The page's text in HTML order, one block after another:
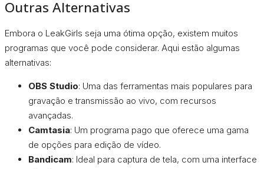
Outras Alternativas
Embora o LeakGirls seja uma ótima opção, existem muitos
programas que você pode considerar. Aqui estão algumas
alternativas:
OBS Studio: Uma das ferramentas mais populares para
gravação e transmissão ao vivo, com recursos
avançadas.
Camtasia: Um programa pago que oferece uma gama
de opções para edição de vídeo.
Bandicam: Ideal para captura de tela, com uma interface